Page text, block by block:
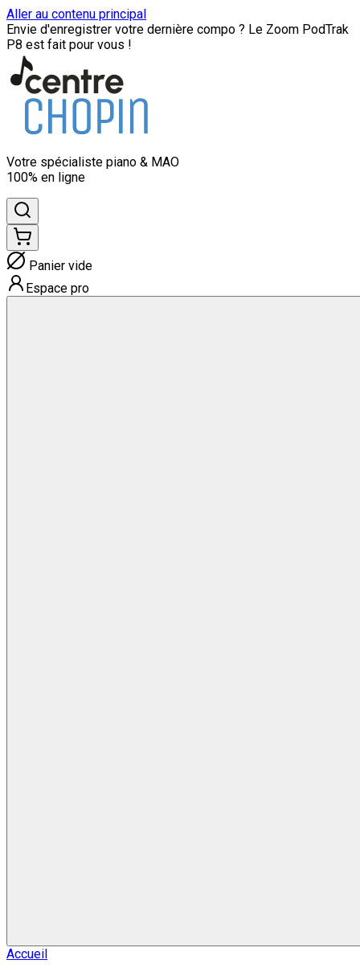
Aller au contenu principal
Envie d'enregistrer votre dernière compo ? Le Zoom PodTrak
P8 est fait pour vous !
Votre spécialiste piano & MAO
100% en ligne
Panier vide
Espace pro
Accueil